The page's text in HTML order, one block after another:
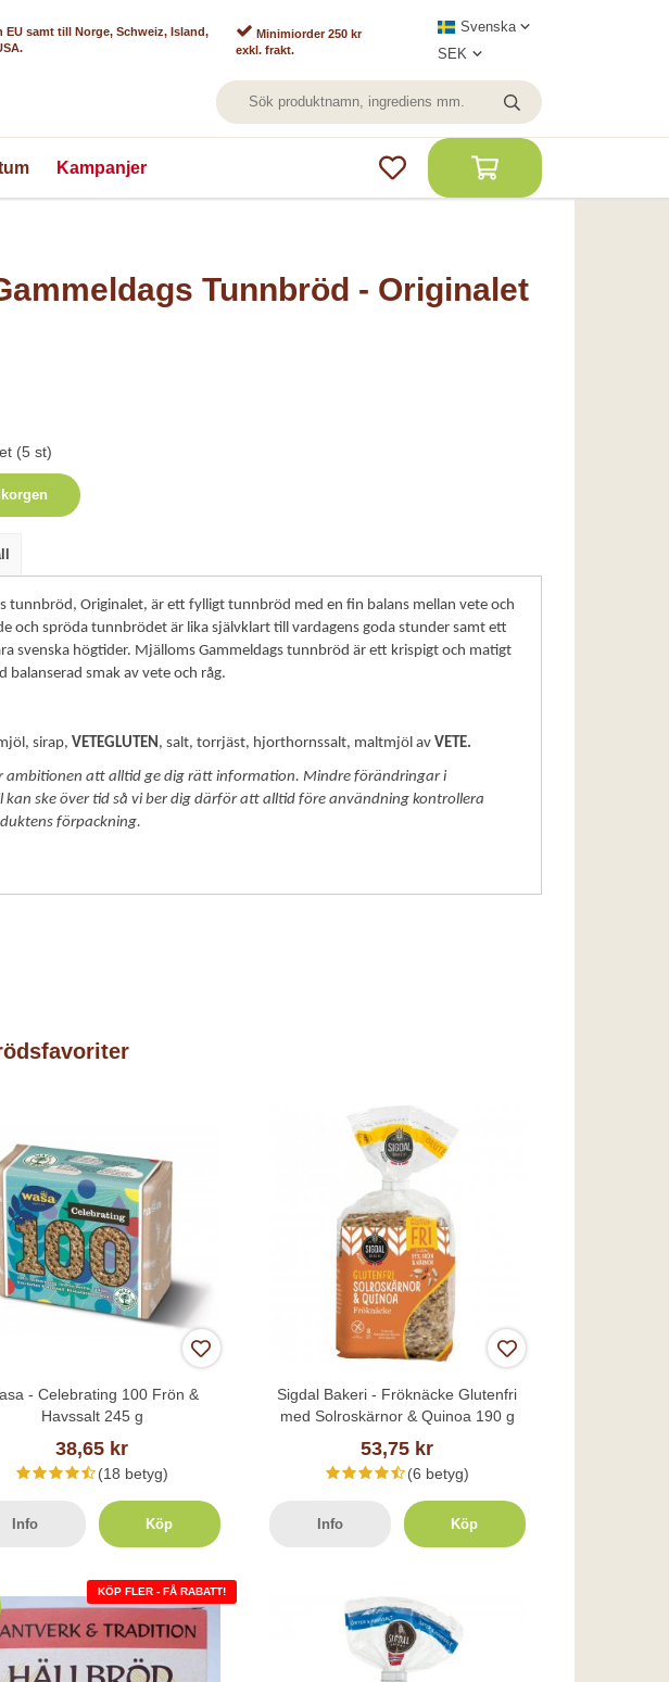
EU samt till Norge, Schweiz, Island,
Minimiorder 250 kr
exkl. frakt.
Kampanjer
Tunnbröd - Originalet
(5 st)
tunnbröd, Originalet, är ett fylligt tunnbröd med en fin balans mellan vete och
och spröda tunnbrödet är lika självklart till vardagens goda stunder samt ett
svenska högtider. Mjälloms Gammeldags tunnbröd är ett krispigt och matigt
smak av vete och råg.
sirap, VETEGLUTEN , salt, torrjäst, hjorthornssalt, maltmjöl av VETE.
ambitionen att alltid ge dig rätt information. Mindre förändringar i
kan ske över tid så vi ber dig därför att alltid före användning kontrollera
förpackning.
- Celebrating 100 Frön &
Havssalt 245 g
38,65 kr
(18 betyg)
Info Köp
Sigdal Bakeri - Fröknäcke Glutenfri
med Solroskärnor & Quinoa 190 g
53,75 kr
(6 betyg)
Info Köp
KÖP FLER - FÅ RABATT!